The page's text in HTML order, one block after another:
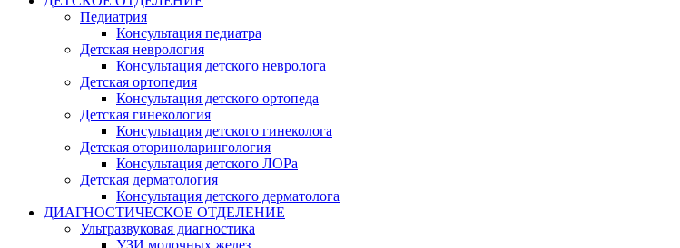
Педиатрия
Консультация педиатра
Детская неврология
Консультация детского невролога
Детская ортопедия
Консультация детского ортопеда
Детская гинекология
Консультация детского гинеколога
Детская оториноларингология
Консультация детского ЛОРа
Детская дерматология
Консультация детского дерматолога
ДИАГНОСТИЧЕСКОЕ ОТДЕЛЕНИЕ
Ультразвуковая диагностика
УЗИ молочных желез